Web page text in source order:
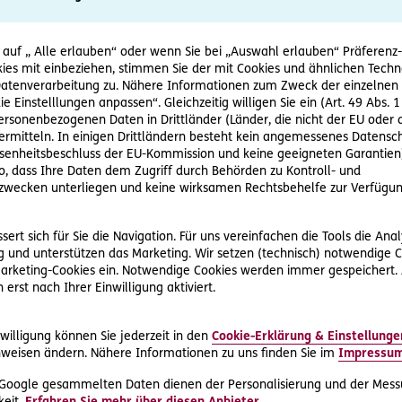
„ Alle erlauben“ oder wenn Sie bei „Auswahl erlauben“
mit einbeziehen, stimmen Sie der mit Cookies und ähnlichen
zu. Nähere Informationen zum Zweck der einzelnen
Einstelllungen anpassen“. Gleichzeitig willigen Sie ein (Art. 49 Abs. 1
Daten in Drittländer (Länder, die nicht der EU oder
In einigen Drittländern besteht kein angemessenes
der EU-Kommission und keine geeigneten
dass Ihre Daten dem Zugriff durch Behörden zu Kontroll- und
unterliegen und keine wirksamen Rechtsbehelfe zur
sich für Sie die Navigation. Für uns vereinfachen die Tools die
und unterstützen das Marketing. Wir setzen (technisch) notwendige
Cookies ein. Notwendige Cookies werden immer
erst nach Ihrer Einwilligung aktiviert.
können Sie jederzeit in den Cookie-Erklärung &
ändern. Nähere Informationen zu uns finden Sie im
gesammelten Daten dienen der Personalisierung und der
als Büroangestellte. In ihrer Freizeit gibt sie Kindern
sie offiziell aus und bezahlt aus ihren Einnahmen auch
Bis zu dem Zeitpunkt, wo die Mutter einer
möchte. Es geht um eine Rechnung von über 500 Euro.
zu ihrem Recht kommen
zu reden, doch diese lenkt nicht ein. Die Begründung für
macht. Das kann Florentina W. nicht
können.
an die D.A.S. Rechtsschutz AG. Die Juristen setzen ein
sichtlich Eindruck hinterlassen, denn bereits nach einer
in Basisabsicherung inkludiert
bietet Florentina W. einen Vertrags-